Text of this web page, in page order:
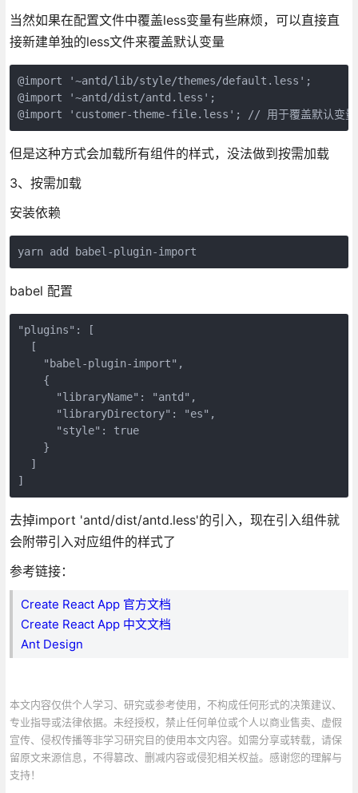
当然如果在配置文件中覆盖less变量有些麻烦，可以直接直
接新建单独的less文件来覆盖默认变量
@import '~antd/lib/style/themes/default.less';
@import '~antd/dist/antd.less';
@import 'customer-theme-file.less'; // 用于覆盖默认变量
但是这种方式会加载所有组件的样式，没法做到按需加载
3、按需加载
安装依赖
yarn add babel-plugin-import
babel 配置
"plugins": [
  [
    "babel-plugin-import",
    {
      "libraryName": "antd",
      "libraryDirectory": "es",
      "style": true
    }
  ]
]
去掉import 'antd/dist/antd.less'的引入，现在引入组件就
会附带引入对应组件的样式了
参考链接：
Create React App 官方文档
Create React App 中文文档
Ant Design
本文内容仅供个人学习、研究或参考使用，不构成任何形式的决策建议、
专业指导或法律依据。未经授权，禁止任何单位或个人以商业售卖、虚假
宣传、侵权传播等非学习研究目的使用本文内容。如需分享或转载，请保
留原文来源信息，不得篡改、删减内容或侵犯相关权益。感谢您的理解与
支持！